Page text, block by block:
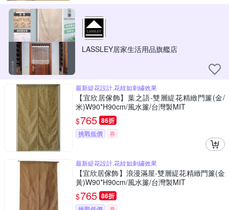
LASSLEY居家生活用品旗艦店
最新緹花設計,花紋如刺繡效果
【宜欣居傢飾】葉之語-雙層緹花精緻門簾(金/
米)W90*H90cm/風水簾/台灣製MIT
$765 86折
挑戰低價 券
最新緹花設計,花紋如刺繡效果
【宜欣居傢飾】浪漫滿屋-雙層緹花精緻門簾(金
黃)W90*H90cm/風水簾/台灣製MIT
$765 86折